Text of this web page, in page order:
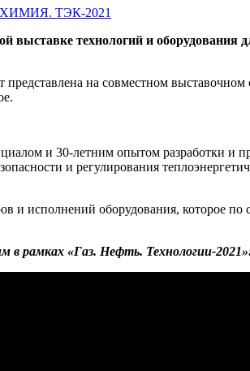
технологий и оборудования
на совместном
и 30-летним опытом разработки и
и регулирования
и исполнений оборудования, которое
рамках «Газ. Нефть. Технологии-